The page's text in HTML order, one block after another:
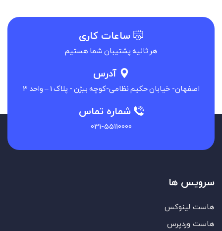
سرور مجازی لینوکس
میزبانی وب
ساعات کاری
هر ثانیه پشتیبان شما هستیم
آدرس
اصفهان- خیابان حکیم نظامی-کوچه بیژن - پلاک 1 – واحد 3
شماره تماس
031-55110000
سرویس ها
هاست لینوکس
هاست وردپرس